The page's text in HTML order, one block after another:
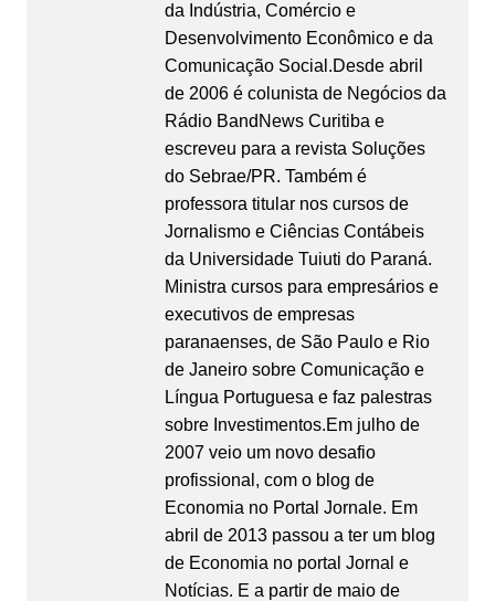
da Indústria, Comércio e
Desenvolvimento Econômico e da
Comunicação Social.Desde abril
de 2006 é colunista de Negócios da
Rádio BandNews Curitiba e
escreveu para a revista Soluções
do Sebrae/PR. Também é
professora titular nos cursos de
Jornalismo e Ciências Contábeis
da Universidade Tuiuti do Paraná.
Ministra cursos para empresários e
executivos de empresas
paranaenses, de São Paulo e Rio
de Janeiro sobre Comunicação e
Língua Portuguesa e faz palestras
sobre Investimentos.Em julho de
2007 veio um novo desafio
profissional, com o blog de
Economia no Portal Jornale. Em
abril de 2013 passou a ter um blog
de Economia no portal Jornal e
Notícias. E a partir de maio de